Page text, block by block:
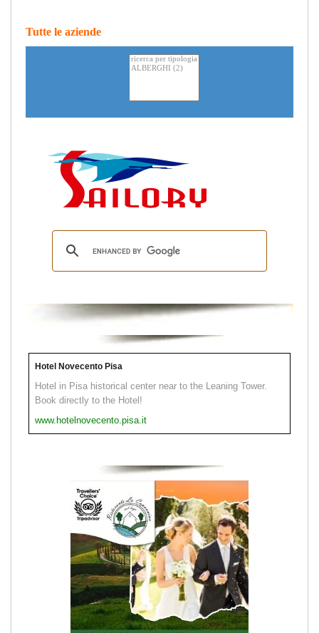
Tutte le aziende
Hotel Novecento Pisa
Hotel in Pisa historical center near to the Leaning Tower.
Book directly to the Hotel!
www.hotelnovecento.pisa.it